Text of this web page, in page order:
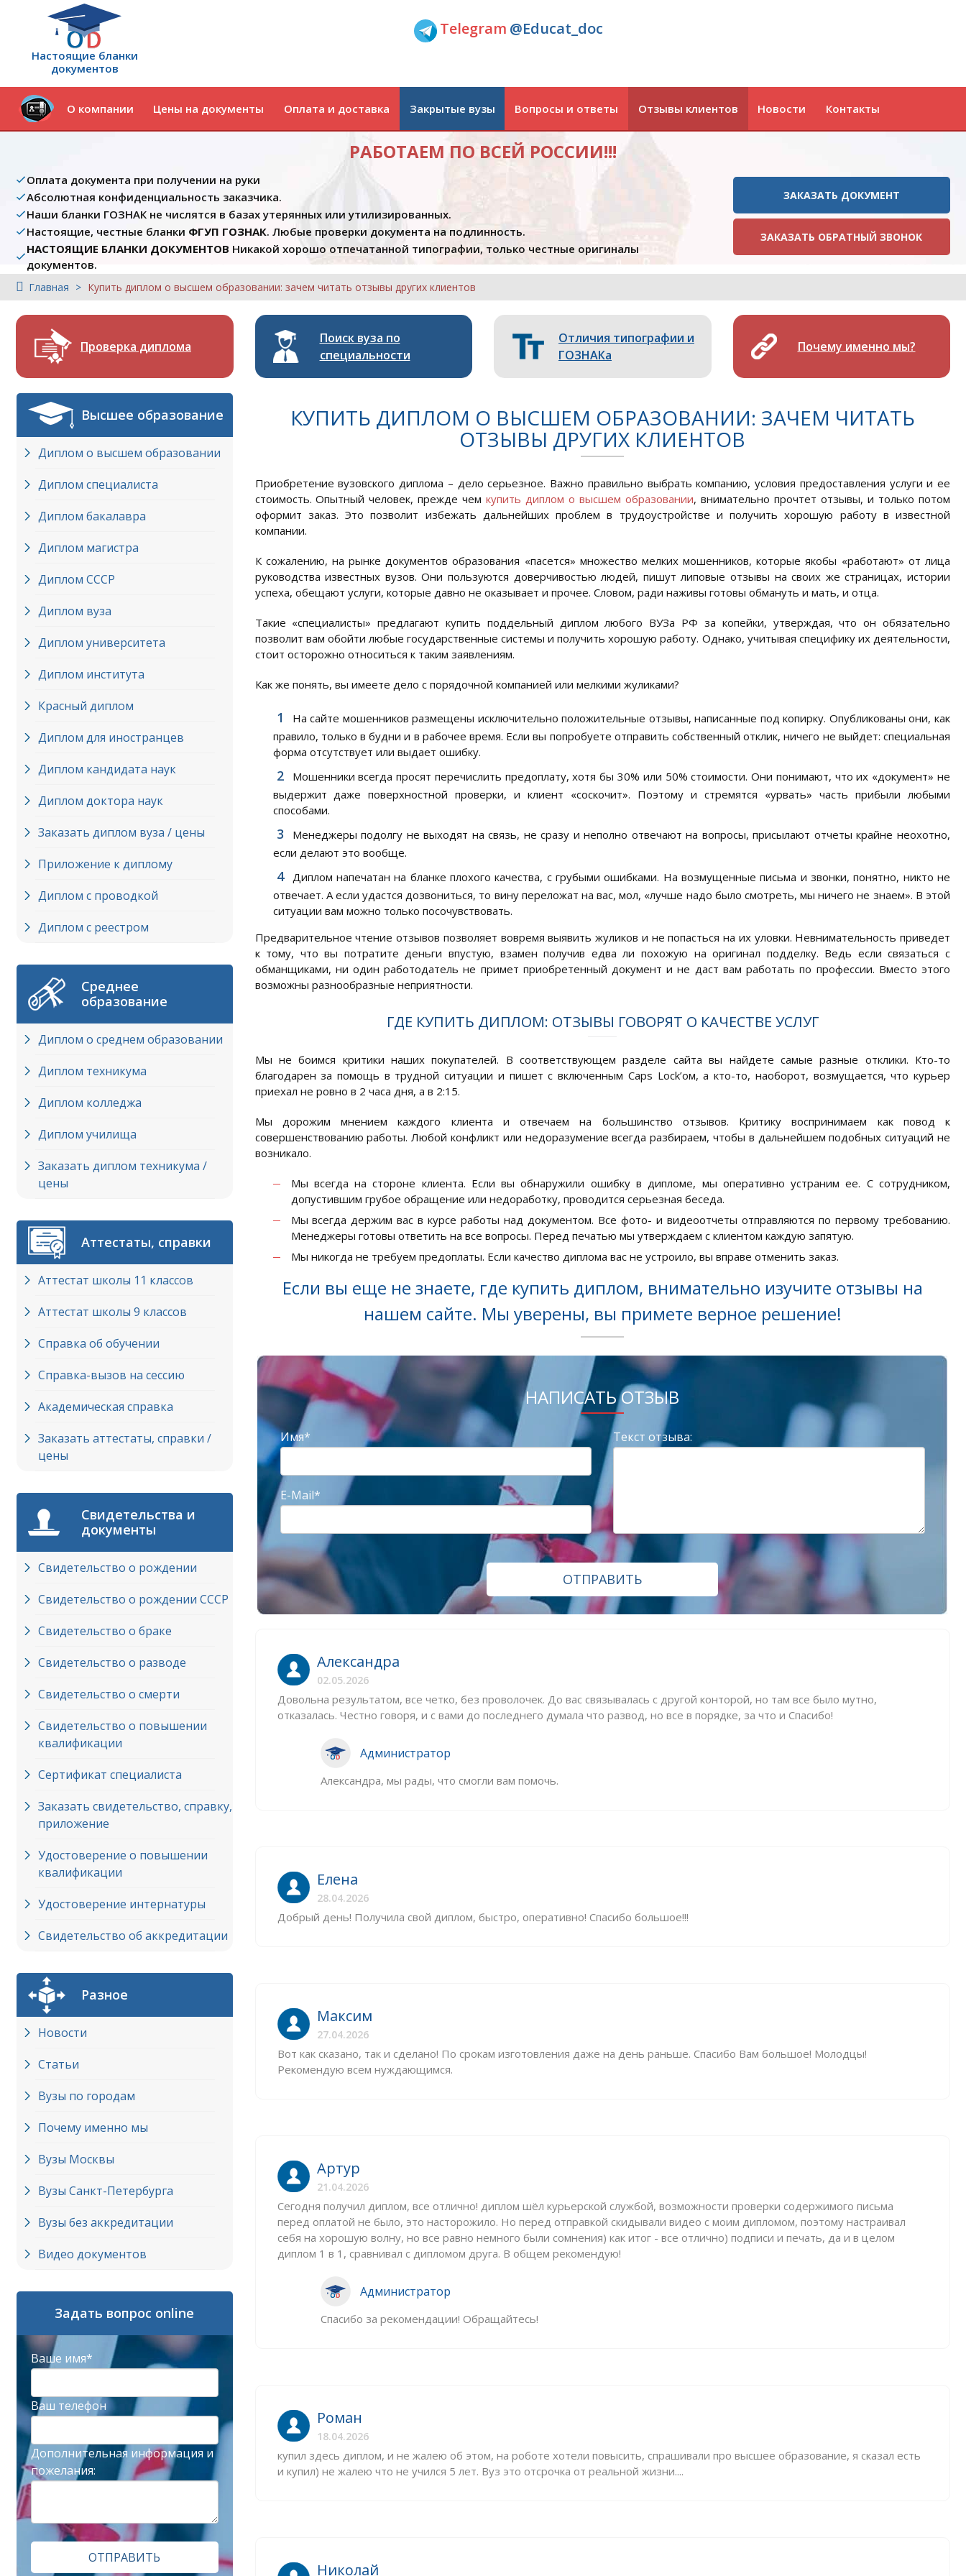
Настоящие бланки
документов
Telegram @Educat_doc
О компании Цены на документы Оплата и доставка Закрытые вузы Вопросы и ответы Отзывы клиентов Новости Контакты
РАБОТАЕМ ПО ВСЕЙ РОССИИ!!!
Оплата документа при получении на руки
Абсолютная конфиденциальность заказчика.
Наши бланки ГОЗНАК не числятся в базах утерянных или утилизированных.
Настоящие, честные бланки ФГУП ГОЗНАК. Любые проверки документа на подлинность.
НАСТОЯЩИЕ БЛАНКИ ДОКУМЕНТОВ Никакой хорошо отпечатанной типографии, только честные оригиналы
документов.
ЗАКАЗАТЬ ДОКУМЕНТ
ЗАКАЗАТЬ ОБРАТНЫЙ ЗВОНОК
Главная Купить диплом о высшем образовании: зачем читать отзывы других клиентов
Проверка диплома
Поиск вуза по
специальности
Отличия типографии и
ГОЗНАКа
Почему именно мы?
Высшее образование
Диплом о высшем образовании
Диплом специалиста
Диплом бакалавра
Диплом магистра
Диплом СССР
Диплом вуза
Диплом университета
Диплом института
Красный диплом
Диплом для иностранцев
Диплом кандидата наук
Диплом доктора наук
Заказать диплом вуза / цены
Приложение к диплому
Диплом с проводкой
Диплом с реестром
Среднее
образование
Диплом о среднем образовании
Диплом техникума
Диплом колледжа
Диплом училища
Заказать диплом техникума /
цены
Аттестаты, справки
Аттестат школы 11 классов
Аттестат школы 9 классов
Справка об обучении
Справка-вызов на сессию
Академическая справка
Заказать аттестаты, справки /
цены
Свидетельства и
документы
Свидетельство о рождении
Свидетельство о рождении СССР
Свидетельство о браке
Свидетельство о разводе
Свидетельство о смерти
Свидетельство о повышении
квалификации
Сертификат специалиста
Заказать свидетельство, справку,
приложение
Удостоверение о повышении
квалификации
Удостоверение интернатуры
Свидетельство об аккредитации
Разное
Новости
Статьи
Вузы по городам
Почему именно мы
Вузы Москвы
Вузы Cанкт-Петербурга
Вузы без аккредитации
Видео документов
Задать вопрос online
Ваше имя*
Ваш телефон
Дополнительная информация и
пожелания:
ОТПРАВИТЬ
КУПИТЬ ДИПЛОМ О ВЫСШЕМ ОБРАЗОВАНИИ: ЗАЧЕМ ЧИТАТЬ
ОТЗЫВЫ ДРУГИХ КЛИЕНТОВ
Приобретение вузовского диплома – дело серьезное. Важно правильно выбрать компанию, условия предоставления услуги и ее
стоимость. Опытный человек, прежде чемкупить диплом о высшем образовании, внимательно прочтет отзывы, и только потом
оформит заказ. Это позволит избежать дальнейших проблем в трудоустройстве и получить хорошую работу в известной
компании.
К сожалению, на рынке документов образования «пасется» множество мелких мошенников, которые якобы «работают» от лица
руководства известных вузов. Они пользуются доверчивостью людей, пишут липовые отзывы на своих же страницах, истории
успеха, обещают услуги, которые давно не оказывает и прочее. Словом, ради наживы готовы обмануть и мать, и отца.
Такие «специалисты» предлагают купить поддельный диплом любого ВУЗа РФ за копейки, утверждая, что он обязательно
позволит вам обойти любые государственные системы и получить хорошую работу. Однако, учитывая специфику их деятельности,
стоит осторожно относиться к таким заявлениям.
Как же понять, вы имеете дело с порядочной компанией или мелкими жуликами?
На сайте мошенников размещены исключительно положительные отзывы, написанные под копирку. Опубликованы они, как
правило, только в будни и в рабочее время. Если вы попробуете отправить собственный отклик, ничего не выйдет: специальная
форма отсутствует или выдает ошибку.
Мошенники всегда просят перечислить предоплату, хотя бы 30% или 50% стоимости. Они понимают, что их «документ» не
выдержит даже поверхностной проверки, и клиент «соскочит». Поэтому и стремятся «урвать» часть прибыли любыми
способами.
Менеджеры подолгу не выходят на связь, не сразу и неполно отвечают на вопросы, присылают отчеты крайне неохотно,
если делают это вообще.
Диплом напечатан на бланке плохого качества, с грубыми ошибками. На возмущенные письма и звонки, понятно, никто не
отвечает. А если удастся дозвониться, то вину переложат на вас, мол, «лучше надо было смотреть, мы ничего не знаем». В этой
ситуации вам можно только посочувствовать.
Предварительное чтение отзывов позволяет вовремя выявить жуликов и не попасться на их уловки. Невнимательность приведет
к тому, что вы потратите деньги впустую, взамен получив едва ли похожую на оригинал подделку. Ведь если связаться с
обманщиками, ни один работодатель не примет приобретенный документ и не даст вам работать по профессии. Вместо этого
возможны разнообразные неприятности.
ГДЕ КУПИТЬ ДИПЛОМ: ОТЗЫВЫ ГОВОРЯТ О КАЧЕСТВЕ УСЛУГ
Мы не боимся критики наших покупателей. В соответствующем разделе сайта вы найдете самые разные отклики. Кто-то
благодарен за помощь в трудной ситуации и пишет с включенным Caps Lock’ом, а кто-то, наоборот, возмущается, что курьер
приехал не ровно в 2 часа дня, а в 2:15.
Мы дорожим мнением каждого клиента и отвечаем на большинство отзывов. Критику воспринимаем как повод к
совершенствованию работы. Любой конфликт или недоразумение всегда разбираем, чтобы в дальнейшем подобных ситуаций не
возникало.
Мы всегда на стороне клиента. Если вы обнаружили ошибку в дипломе, мы оперативно устраним ее. С сотрудником,
допустившим грубое обращение или недоработку, проводится серьезная беседа.
Мы всегда держим вас в курсе работы над документом. Все фото- и видеоотчеты отправляются по первому требованию.
Менеджеры готовы ответить на все вопросы. Перед печатью мы утверждаем с клиентом каждую запятую.
Мы никогда не требуем предоплаты. Если качество диплома вас не устроило, вы вправе отменить заказ.
Если вы еще не знаете, где купить диплом, внимательно изучите отзывы на
нашем сайте. Мы уверены, вы примете верное решение!
НАПИСАТЬ ОТЗЫВ
Имя*
E-Mail*
Текст отзыва:
ОТПРАВИТЬ
Александра
02.05.2026
Довольна результатом, все четко, без проволочек. До вас связывалась с другой конторой, но там все было мутно,
отказалась. Честно говоря, и с вами до последнего думала что развод, но все в порядке, за что и Спасибо!
Администратор
Александра, мы рады, что смогли вам помочь.
Елена
28.04.2026
Добрый день! Получила свой диплом, быстро, оперативно! Спасибо большое!!!
Максим
27.04.2026
Вот как сказано, так и сделано! По срокам изготовления даже на день раньше. Спасибо Вам большое! Молодцы!
Рекомендую всем нуждающимся.
Артур
21.04.2026
Сегодня получил диплом, все отлично! диплом шёл курьерской службой, возможности проверки содержимого письма
перед оплатой не было, это насторожило. Но перед отправкой скидывали видео с моим дипломом, поэтому настраивал
себя на хорошую волну, но все равно немного были сомнения) как итог - все отлично) подписи и печать, да и в целом
диплом 1 в 1, сравнивал с дипломом друга. В общем рекомендую!
Администратор
Спасибо за рекомендации! Обращайтесь!
Роман
18.04.2026
купил здесь диплом, и не жалею об этом, на роботе хотели повысить, спрашивали про высшее образование, я сказал есть
и купил) не жалею что не учился 5 лет. Вуз это отсрочка от реальной жизни....
Николай